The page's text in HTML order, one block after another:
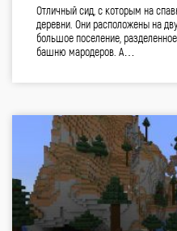
Отличный сид, с которым на
деревни. Они расположены на
большое поселение,
башню мародеров. А…